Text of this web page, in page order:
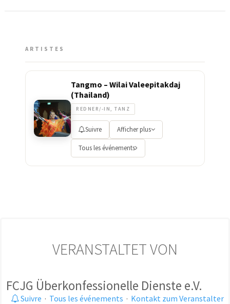
ARTISTES
Tangmo – Wilai Valeepitakdaj
(Thailand)
REDNER/-IN, TANZ
Suivre Afficher plus
Tous les événements
VERANSTALTET VON
FCJG Überkonfessionelle Dienste e.V.
Suivre · Tous les événements · Kontakt zum Veranstalter